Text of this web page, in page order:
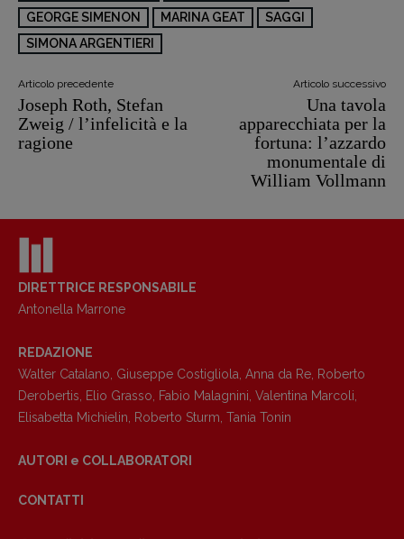
Copyright © 2018 – 2023 Pulp Magazine –
Associazione Pulp Magazine – registrazione
Tribunale Milano n° 5864/2023 – cod. fis.
GEORGE SIMENON
MARINA GEAT
SAGGI
SIMONA ARGENTIERI
Articolo precedente
Joseph Roth, Stefan
Zweig / l’infelicità e la
ragione
Articolo successivo
Una tavola
apparecchiata per la
fortuna: l’azzardo
monumentale di
William Vollmann
DIRETTRICE RESPONSABILE
Antonella Marrone
REDAZIONE
Walter Catalano, Giuseppe Costigliola, Anna da Re, Roberto
Derobertis, Elio Grasso, Fabio Malagnini, Valentina Marcoli,
Elisabetta Michielin, Roberto Sturm, Tania Tonin
AUTORI e COLLABORATORI
CONTATTI